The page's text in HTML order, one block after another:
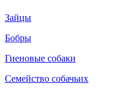
Зайцы
Бобры
Гиеновые собаки
Семейство собачьих